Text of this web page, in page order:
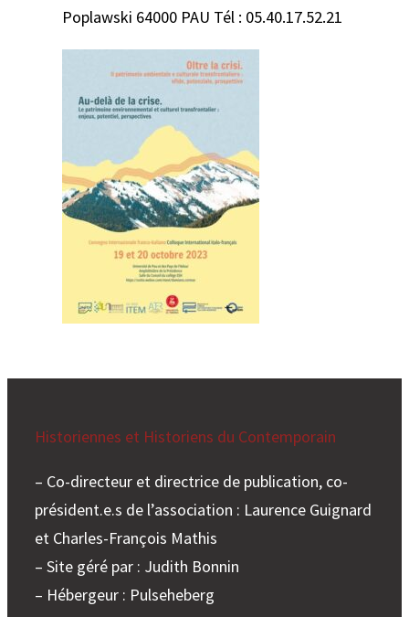
Poplawski 64000 PAU Tél : 05.40.17.52.21
Historiennes et Historiens du Contemporain
– Co-directeur et directrice de publication, co-
président.e.s de l’association : Laurence Guignard
et Charles-François Mathis
– Site géré par : Judith Bonnin
– Hébergeur : Pulseheberg